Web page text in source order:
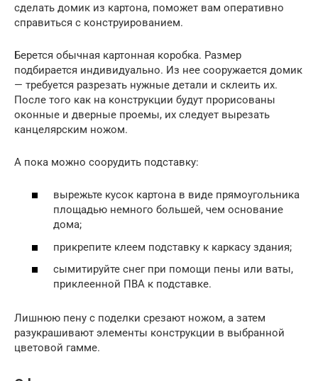
сделать домик из картона, поможет вам оперативно
справиться с конструированием.
Берется обычная картонная коробка. Размер
подбирается индивидуально. Из нее сооружается домик
— требуется разрезать нужные детали и склеить их.
После того как на конструкции будут прорисованы
оконные и дверные проемы, их следует вырезать
канцелярским ножом.
А пока можно соорудить подставку:
вырежьте кусок картона в виде прямоугольника
площадью немного большей, чем основание
дома;
прикрепите клеем подставку к каркасу здания;
сымитируйте снег при помощи пены или ваты,
приклеенной ПВА к подставке.
Лишнюю пену с поделки срезают ножом, а затем
разукрашивают элементы конструкции в выбранной
цветовой гамме.